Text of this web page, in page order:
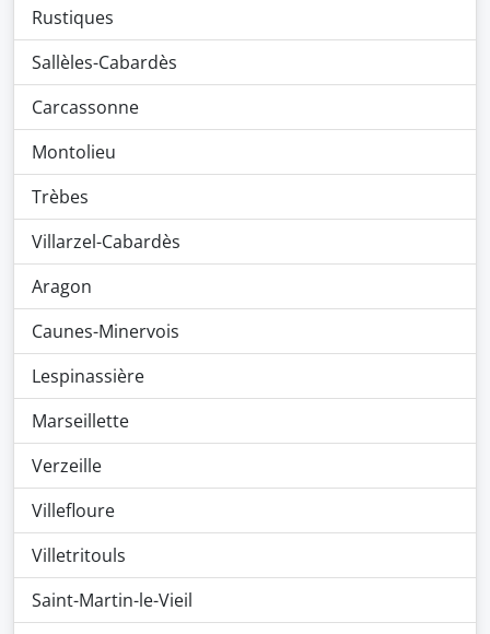
Rustiques
Sallèles-Cabardès
Carcassonne
Montolieu
Trèbes
Villarzel-Cabardès
Aragon
Caunes-Minervois
Lespinassière
Marseillette
Verzeille
Villefloure
Villetritouls
Saint-Martin-le-Vieil